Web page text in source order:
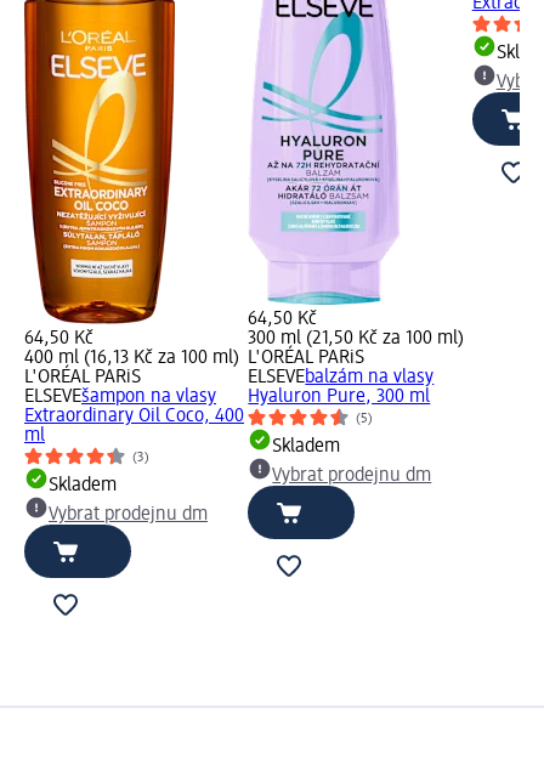
64,50 Kč
400 ml (16,13 Kč za 100 ml)
L'ORÉAL PARiS
ELSEVEšampon na vlasy
Extraordinary Oil Coco, 400
ml
(3)
Skladem
Vybrat prodejnu dm
64,50 Kč
300 ml (21,50 Kč za 100 ml)
L'ORÉAL PARiS
ELSEVEbalzám na vlasy
Hyaluron Pure, 300 ml
(5)
Skladem
Vybrat prodejnu dm